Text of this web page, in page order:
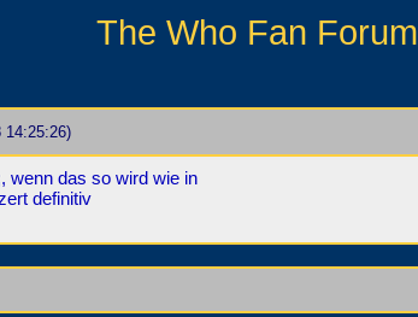
The Who Fan Forum
14:25:26)
wenn das so wird wie in
definitiv